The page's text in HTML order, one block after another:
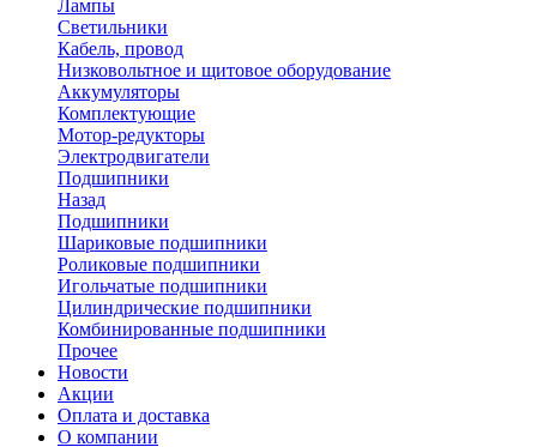
Лампы
Светильники
Кабель, провод
Низковольтное и щитовое оборудование
Аккумуляторы
Комплектующие
Мотор-редукторы
Электродвигатели
Подшипники
Назад
Подшипники
Шариковые подшипники
Роликовые подшипники
Игольчатые подшипники
Цилиндрические подшипники
Комбинированные подшипники
Прочее
Новости
Акции
Оплата и доставка
О компании